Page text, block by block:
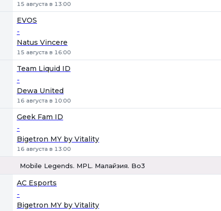
15 августа в 13:00
EVOS
-
Natus Vincere
15 августа в 16:00
Team Liquid ID
-
Dewa United
16 августа в 10:00
Geek Fam ID
-
Bigetron MY by Vitality
16 августа в 13:00
Mobile Legends. MPL. Малайзия. Bo3
AC Esports
-
Bigetron MY by Vitality